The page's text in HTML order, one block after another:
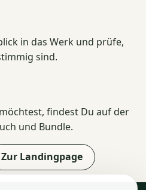
in das Werk und prüfe,
sind.
findest Du auf der
und Bundle.
Zur Landingpage